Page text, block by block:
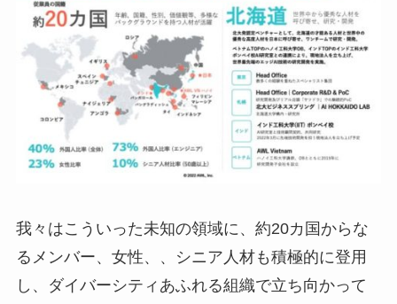
我々はこういった未知の領域に、約20カ国からな
るメンバー、女性、、シニア人材も積極的に登用
し、ダイバーシティあふれる組織で立ち向かって